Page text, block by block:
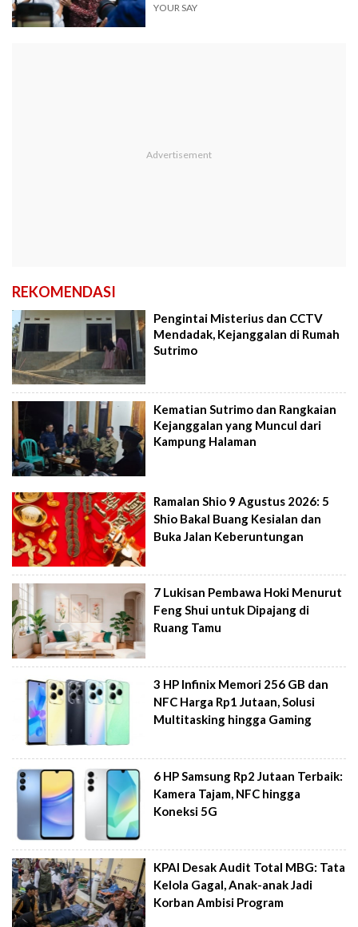
YOUR SAY
REKOMENDASI
Pengintai Misterius dan CCTV
Mendadak, Kejanggalan di Rumah
Sutrimo
Kematian Sutrimo dan Rangkaian
Kejanggalan yang Muncul dari
Kampung Halaman
Ramalan Shio 9 Agustus 2026: 5
Shio Bakal Buang Kesialan dan
Buka Jalan Keberuntungan
7 Lukisan Pembawa Hoki Menurut
Feng Shui untuk Dipajang di
Ruang Tamu
3 HP Infinix Memori 256 GB dan
NFC Harga Rp1 Jutaan, Solusi
Multitasking hingga Gaming
6 HP Samsung Rp2 Jutaan Terbaik:
Kamera Tajam, NFC hingga
Koneksi 5G
KPAI Desak Audit Total MBG: Tata
Kelola Gagal, Anak-anak Jadi
Korban Ambisi Program